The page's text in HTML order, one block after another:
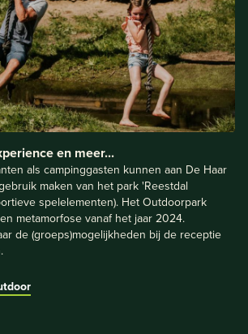
en meer...
als campinggasten kunnen aan De Haar
maken van het park 'Reestdal
spelelementen). Het Outdoorpark
metamorfose vanaf het jaar 2024.
de (groeps)mogelijkheden bij de receptie